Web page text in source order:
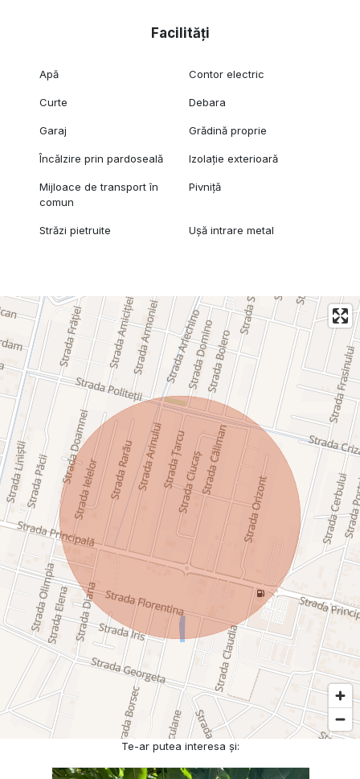
Facilități
Apă Contor electric
Curte Debara
Garaj Grădină proprie
Încălzire prin pardoseală Izolație exterioară
Mijloace de transport în
comun
Pivniță
Străzi pietruite Ușă intrare metal
Te-ar putea interesa și: